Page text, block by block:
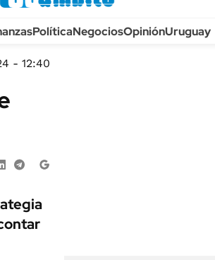
PolíticaNegociosOpiniónUruguay
- 12:40